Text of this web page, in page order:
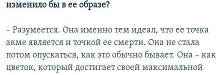
изменило бы в ее образе?
– Разумеется. Она именно тем идеал, что ее точка
акме является и точкой ее смерти. Она не стала
потом опускаться, как это обычно бывает. Она – как
цветок, который достигает своей максимальной